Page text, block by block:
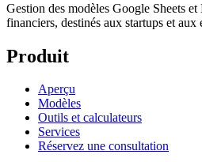
Gestion des modèles Google Sheets
financiers, destinés aux startups et aux
Produit
Aperçu
Modèles
Outils et calculateurs
Services
Réservez une consultation